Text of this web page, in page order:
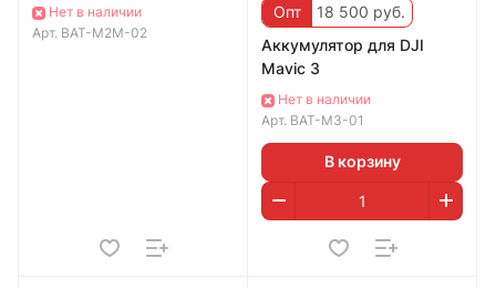
Нет в наличии
Арт. BAT-M2M-02
Опт
18 500 руб.
Аккумулятор для DJI
Mavic 3
Нет в наличии
Арт. BAT-M3-01
В корзину